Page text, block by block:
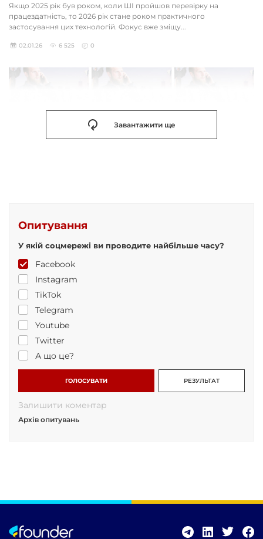
Якщо 2025 рік був роком, коли ШІ пройшов перевірку на
працездатність, то 2026 рік стане роком практичного
застосування цих технологій. Фокус вже зміщу...
02.01.26 6 525 0
Завантажити ще
Опитування
У якій соцмережі ви проводите найбільше часу?
Facebook
Instagram
TikTok
Telegram
Youtube
Twitter
А що це?
ГОЛОСУВАТИ РЕЗУЛЬТАТ
Залишити коментар
Архів опитувань